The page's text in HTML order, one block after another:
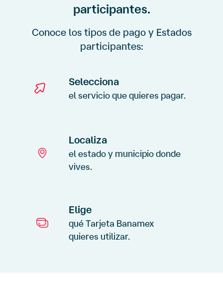
participantes.
Conoce los tipos de pago y Estados
participantes:
Selecciona
el servicio que quieres pagar.
Localiza
el estado y municipio donde
vives.
Elige
qué Tarjeta Banamex
quieres utilizar.